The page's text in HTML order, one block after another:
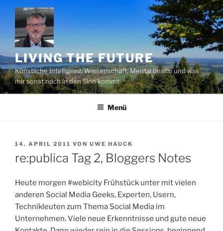
Zum
Inhalt
springen
LIVING THE FUTURE
Künstliche Intelligenz, Wissenschaft, Mental health und was
mir sonst noch in den Sinn kommt
Menü
VERÖFFENTLICHT
14. APRIL 2011 VON UWE HAUCK
re:publica Tag 2, Bloggers Notes
Heute morgen #webicity Frühstück unter mit vielen
anderen Social Media Geeks, Experten, Usern,
Technikleuten zum Thema Social Media im
Unternehmen. Viele neue Erkenntnisse und gute neue